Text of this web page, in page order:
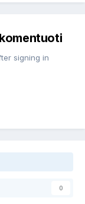
signing in
0